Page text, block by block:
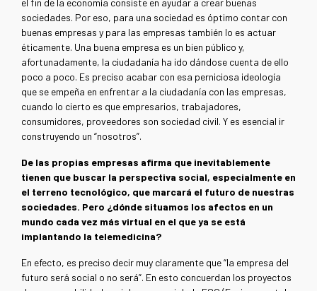
sociedades. Por eso, para una sociedad es óptimo contar con
buenas empresas y para las empresas también lo es actuar
éticamente. Una buena empresa es un bien público y,
afortunadamente, la ciudadanía ha ido dándose cuenta de ello
poco a poco. Es preciso acabar con esa perniciosa ideología
que se empeña en enfrentar a la ciudadanía con las empresas,
cuando lo cierto es que empresarios, trabajadores,
consumidores, proveedores son sociedad civil. Y es esencial ir
construyendo un “nosotros”.
De las propias empresas afirma que inevitablemente
tienen que buscar la perspectiva social, especialmente en
el terreno tecnológico, que marcará el futuro de nuestras
sociedades. Pero ¿dónde situamos los afectos en un
mundo cada vez más virtual en el que ya se está
implantando la telemedicina?
En efecto, es preciso decir muy claramente que “la empresa del
futuro será social o no será”. En esto concuerdan los proyectos